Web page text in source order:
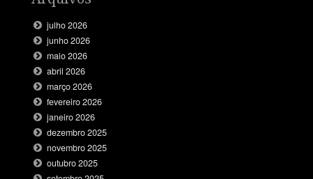
julho 2026
junho 2026
maio 2026
abril 2026
março 2026
fevereiro 2026
janeiro 2026
dezembro 2025
novembro 2025
outubro 2025